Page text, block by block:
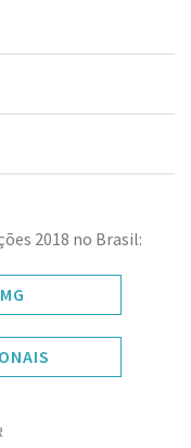
2018 no Brasil: